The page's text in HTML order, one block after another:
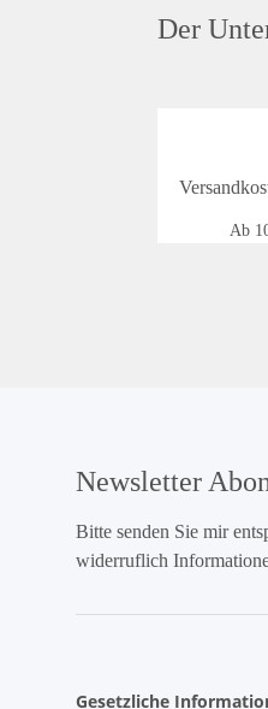
Der
Ab
Newsletter
Bitte senden Sie mir
widerruflich
Gesetzliche